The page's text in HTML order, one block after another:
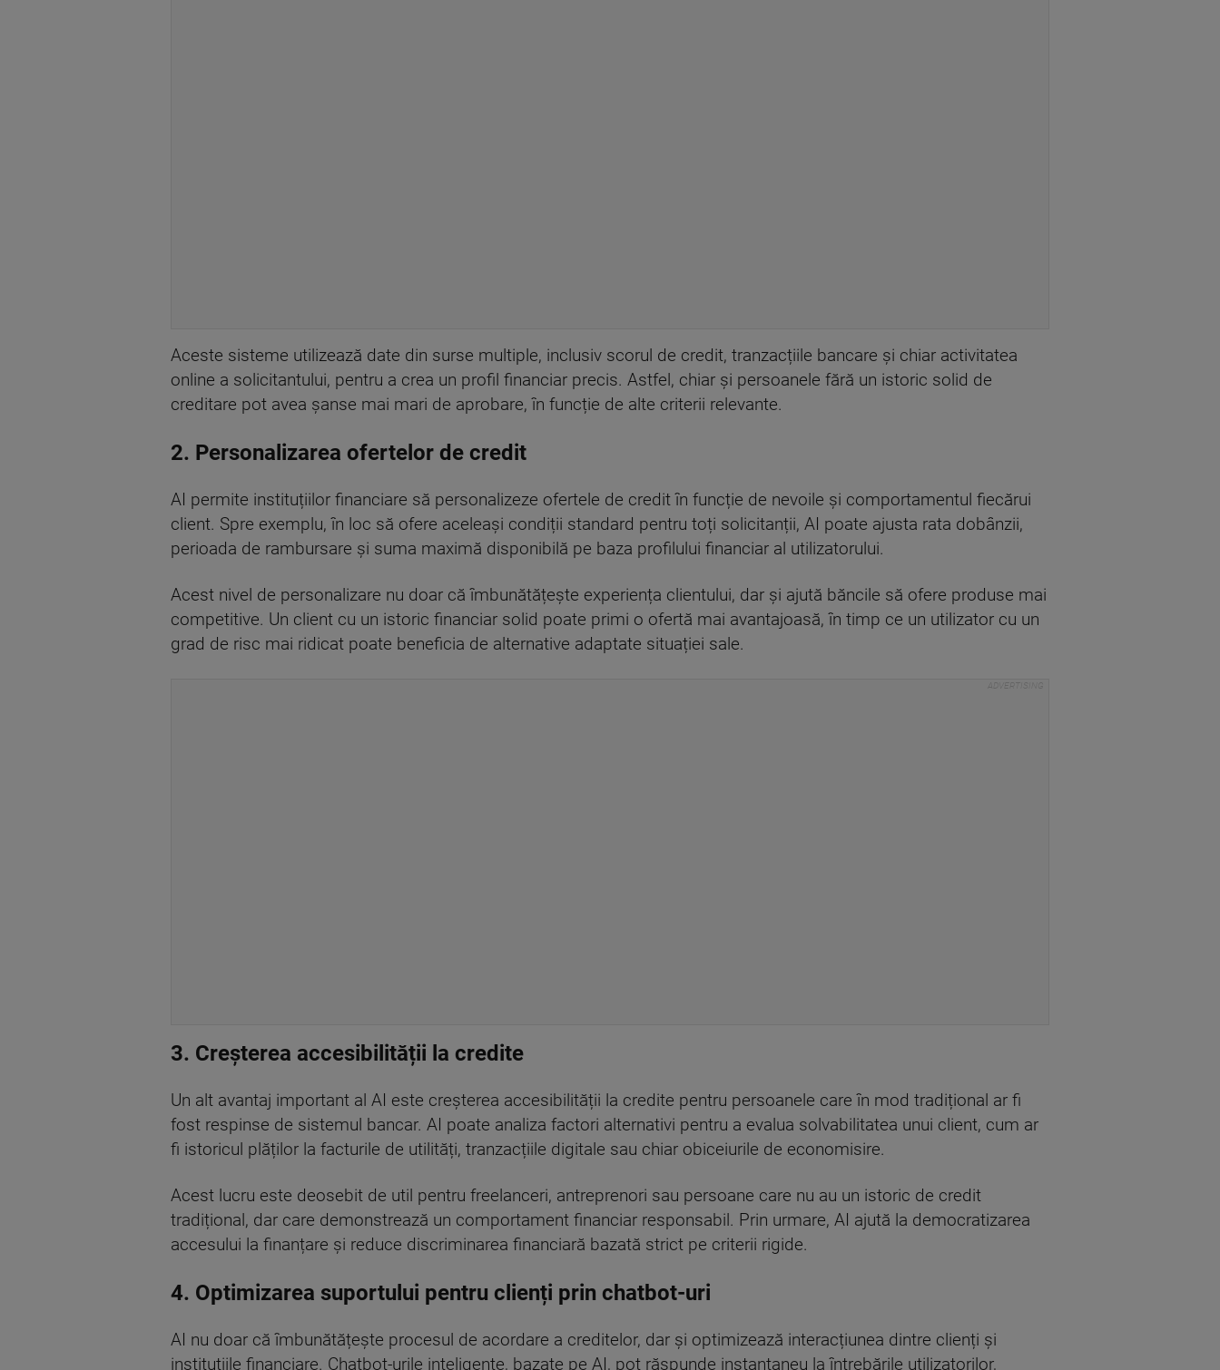
Aceste sisteme utilizează date din surse multiple, inclusiv scorul de credit, tranzacțiile bancare și chiar activitatea
online a solicitantului, pentru a crea un profil financiar precis. Astfel, chiar și persoanele fără un istoric solid de
creditare pot avea șanse mai mari de aprobare, în funcție de alte criterii relevante.
2. Personalizarea ofertelor de credit
AI permite instituțiilor financiare să personalizeze ofertele de credit în funcție de nevoile și comportamentul fiecărui
client. Spre exemplu, în loc să ofere aceleași condiții standard pentru toți solicitanții, AI poate ajusta rata dobânzii,
perioada de rambursare și suma maximă disponibilă pe baza profilului financiar al utilizatorului.
Acest nivel de personalizare nu doar că îmbunătățește experiența clientului, dar și ajută băncile să ofere produse mai
competitive. Un client cu un istoric financiar solid poate primi o ofertă mai avantajoasă, în timp ce un utilizator cu un
grad de risc mai ridicat poate beneficia de alternative adaptate situației sale.
3. Creșterea accesibilității la credite
Un alt avantaj important al AI este creșterea accesibilității la credite pentru persoanele care în mod tradițional ar fi
fost respinse de sistemul bancar. AI poate analiza factori alternativi pentru a evalua solvabilitatea unui client, cum ar
fi istoricul plăților la facturile de utilități, tranzacțiile digitale sau chiar obiceiurile de economisire.
Acest lucru este deosebit de util pentru freelanceri, antreprenori sau persoane care nu au un istoric de credit
tradițional, dar care demonstrează un comportament financiar responsabil. Prin urmare, AI ajută la democratizarea
accesului la finanțare și reduce discriminarea financiară bazată strict pe criterii rigide.
4. Optimizarea suportului pentru clienți prin chatbot-uri
AI nu doar că îmbunătățește procesul de acordare a creditelor, dar și optimizează interacțiunea dintre clienți și
instituțiile financiare. Chatbot-urile inteligente, bazate pe AI, pot răspunde instantaneu la întrebările utilizatorilor,